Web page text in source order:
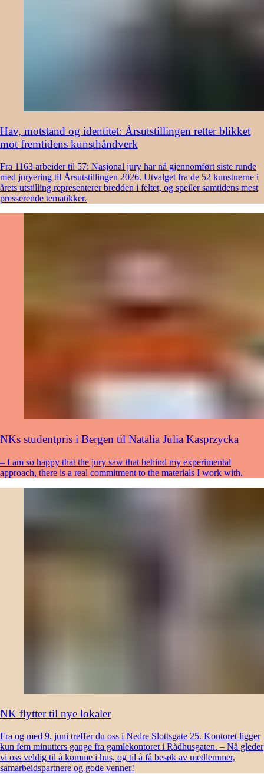
Hav, motstand og identitet: Årsutstillingen retter blikket
mot fremtidens kunsthåndverk
Fra 1163 arbeider til 57: Nasjonal jury har nå gjennomført siste runde
med juryering til Årsutstillingen 2026. Utvalget fra de 52 kunstnerne i
årets utstilling representerer bredden i feltet, og speiler samtidens mest
presserende tematikker.
NKs studentpris i Bergen til Natalia Julia Kasprzycka
– I am so happy that the jury saw that behind my experimental
approach, there is a real commitment to the materials I work with.
NK flytter til nye lokaler
Fra og med 9. juni treffer du oss i Nedre Slottsgate 25. Kontoret ligger
kun fem minutters gange fra gamlekontoret i Rådhusgaten. – Nå gleder
vi oss veldig til å komme i hus, og til å få besøk av medlemmer,
samarbeidspartnere og gode venner!